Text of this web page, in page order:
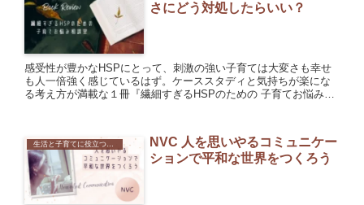
さにどう対処したらいい？
感受性が豊かなHSPにとって、刺激の強い子育ては大変さも幸せ
も人一倍強く感じているはず。ケーススタディと気持ちが楽にな
る考え方が満載な１冊『繊細すぎるHSPのための 子育てお悩み相
生活と子育てに役立つ心理学
NVC 人を思いやるコミュニケー
ションで平和な世界をつくろう